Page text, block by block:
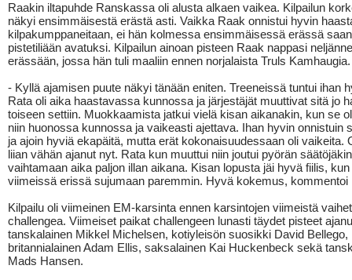
Raakin iltapuhde Ranskassa oli alusta alkaen vaikea. Kilpailun
näkyi ensimmäisestä erästä asti. Vaikka Raak onnistui hyvin
kilpakumppaneitaan, ei hän kolmessa ensimmäisessä erässä
pistetiliään avatuksi. Kilpailun ainoan pisteen Raak nappasi
erässään, jossa hän tuli maaliin ennen norjalaista Truls Kamhaugia.
- Kyllä ajamisen puute näkyi tänään eniten. Treeneissä tuntui ihan
Rata oli aika haastavassa kunnossa ja järjestäjät muuttivat sitä jo
toiseen settiin. Muokkaamista jatkui vielä kisan aikanakin, kun se
niin huonossa kunnossa ja vaikeasti ajettava. Ihan hyvin onnistuin
ja ajoin hyviä ekapäitä, mutta erät kokonaisuudessaan oli vaikeita.
liian vähän ajanut nyt. Rata kun muuttui niin joutui pyörän säätöjäkin
vaihtamaan aika paljon illan aikana. Kisan lopusta jäi hyvä fiilis,
viimeissä erissä sujumaan paremmin. Hyvä kokemus, kommentoi
Kilpailu oli viimeinen EM-karsinta ennen karsintojen viimeistä
challengea. Viimeiset paikat challengeen lunasti täydet pisteet
tanskalainen Mikkel Michelsen, kotiyleisön suosikki David Bellego,
britannialainen Adam Ellis, saksalainen Kai Huckenbeck sekä
Mads Hansen.